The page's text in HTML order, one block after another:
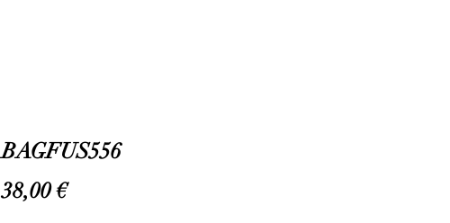
BAGFUS556
38,00 €Prix